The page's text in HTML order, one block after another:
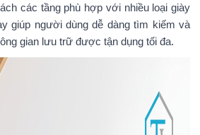
các tầng phù hợp với nhiều loại giày
giúp người dùng dễ dàng tìm kiếm và
gian lưu trữ được tận dụng tối đa.